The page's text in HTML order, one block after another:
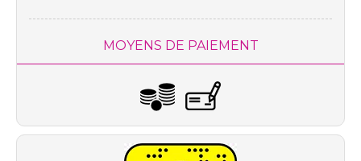
MOYENS DE PAIEMENT